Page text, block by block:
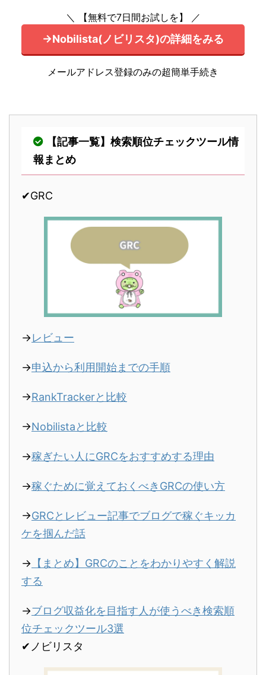
＼ 【無料で7日間お試しを】 ／
→Nobilista(ノビリスタ)の詳細をみる
メールアドレス登録のみの超簡単手続き
【記事一覧】検索順位チェックツール情
報まとめ
✔︎GRC
→レビュー
→申込から利用開始までの手順
→RankTrackerと比較
→Nobilistaと比較
→稼ぎたい人にGRCをおすすめする理由
→稼ぐために覚えておくべきGRCの使い方
→GRCとレビュー記事でブログで稼ぐキッカ
ケを掴んだ話
→ 【まとめ】GRCのことをわかりやすく解説
する
→ブログ収益化を目指す人が使うべき検索順
位チェックツール3選
✔︎ノビリスタ